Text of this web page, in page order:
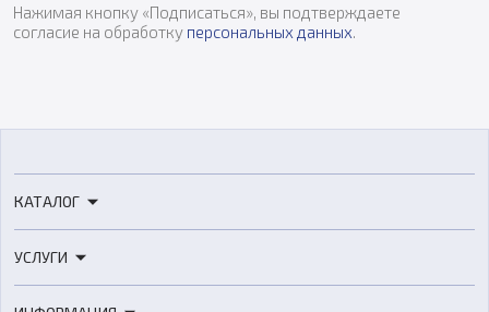
Нажимая кнопку «Подписаться», вы подтверждаете
согласие на обработку персональных данных
КАТАЛОГ
3D-сканеры
УСЛУГИ